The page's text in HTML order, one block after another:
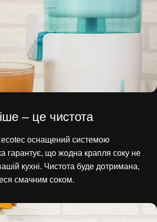
– це чистота
оснащений системою
гарантує, що жодна крапля соку не
кухні. Чистота буде дотримана,
смачним соком.